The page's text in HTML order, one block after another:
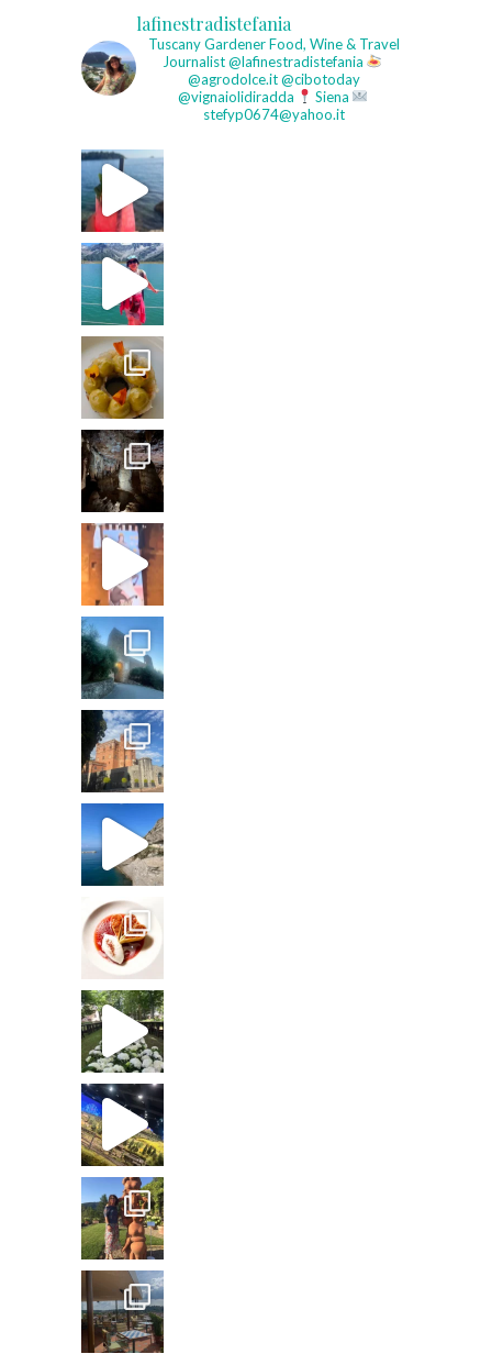
lafinestradistefania
Tuscany GardenerFood, Wine & Travel
Journalist@lafinestradistefania
@agrodolce.it @cibotoday
@vignaiolidiradda
Siena
stefyp0674@yahoo.it